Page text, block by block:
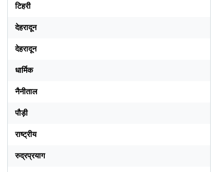
टिहरी
देहरादून
देहरादून
धार्मिक
नैनीताल
पौड़ी
राष्ट्रीय
रुद्रप्रयाग